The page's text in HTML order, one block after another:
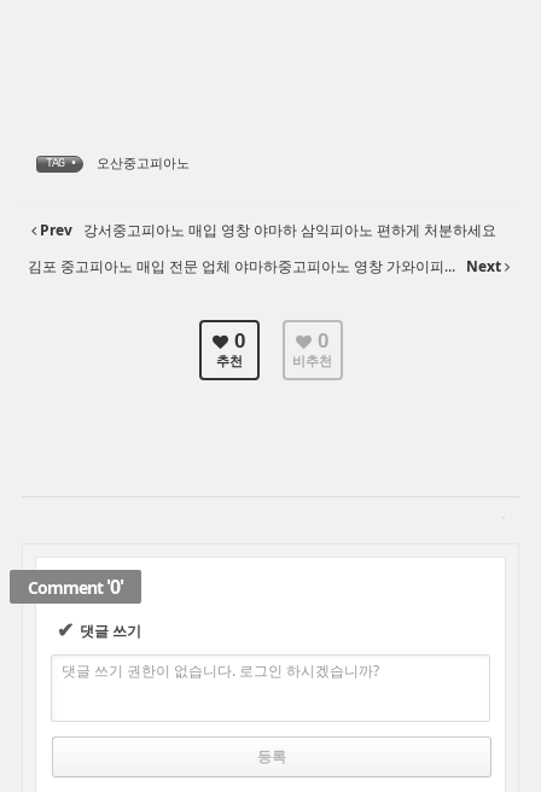
TAG • 오산중고피아노
Prev 강서중고피아노 매입 영창 야마하 삼익피아노 편하게 처분하세요
김포 중고피아노 매입 전문 업체 야마하중고피아노 영창 가와이피... Next
0
추천
0
비추천
✔ 댓글 쓰기
댓글 쓰기 권한이 없습니다. 로그인 하시겠습니까?
Comment'0'